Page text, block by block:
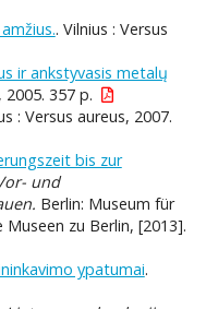
. Vilnius : Versus
ir ankstyvasis metalų
2005. 357 p.
: Versus aureus, 2007.
bis zur
und
Berlin: Museum für
zu Berlin, [2013].
ypatumai.